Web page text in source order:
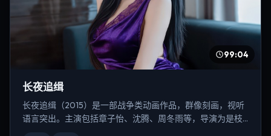
99:04
长夜追缉
长夜追缉（2015）是一部战争类动画作品，群像刻画，视听
语言突出。主演包括章子怡、沈腾、周冬雨等，导演为是枝